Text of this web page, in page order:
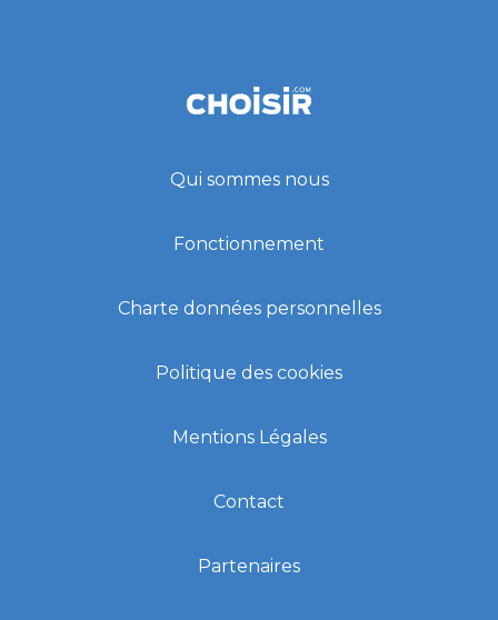
Qui sommes nous
Fonctionnement
Charte données personnelles
Politique des cookies
Mentions Légales
Contact
Partenaires